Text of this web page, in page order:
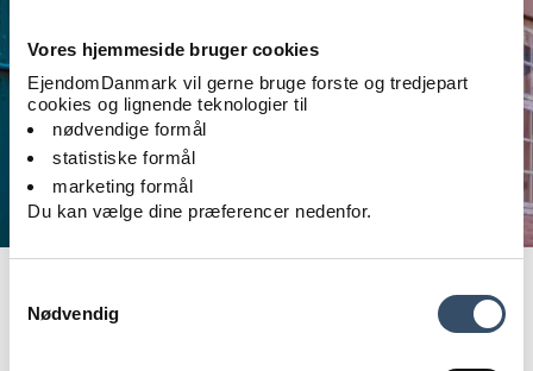
Vores hjemmeside bruger cookies
EjendomDanmark vil gerne bruge forste og tredjepart
cookies og lignende teknologier til
nødvendige formål
statistiske formål
marketing formål
Du kan vælge dine præferencer nedenfor.
Nødvendig
Foto: iStock_Kerrick
Bliv klogere på generationsskifte, når